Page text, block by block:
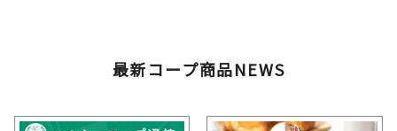
最新コープ商品NEWS